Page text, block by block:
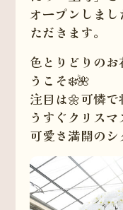
オープンしま
ただきます。
色とりどりの
うこそ❄️🌺
注目は🌼可憐
うすぐクリス
可愛さ満開のシ